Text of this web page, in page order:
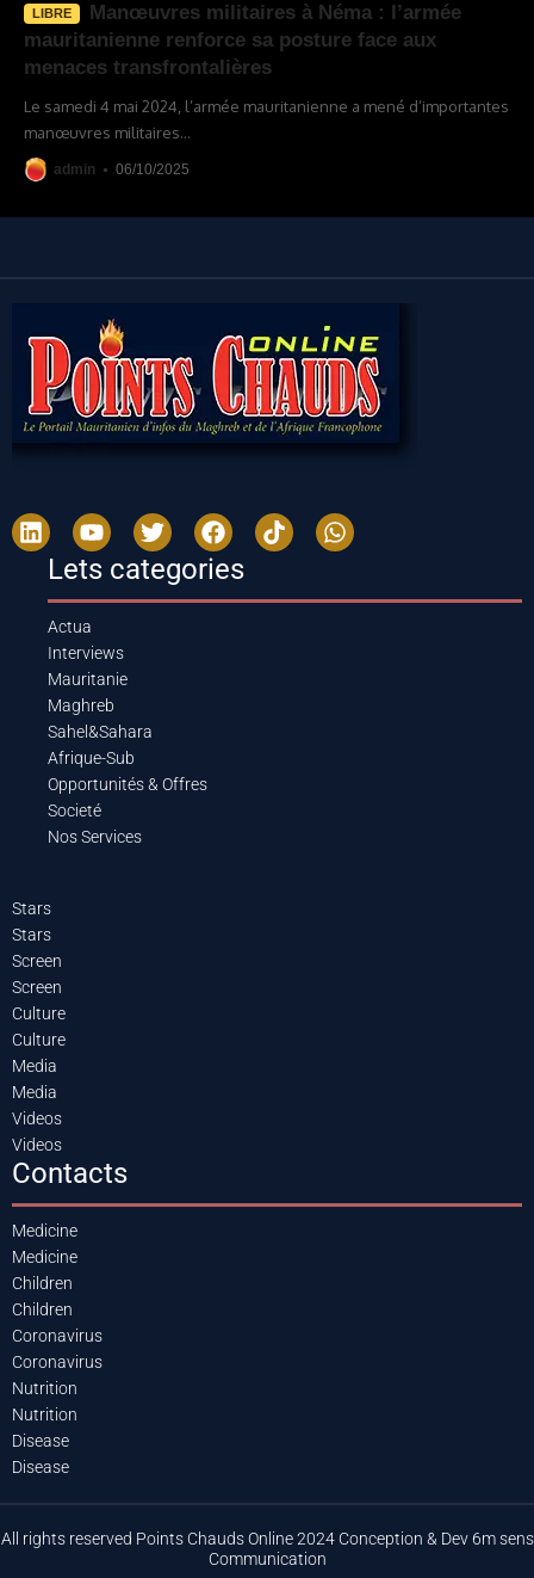
LIBRE
Manœuvres militaires à Néma : l’armée
mauritanienne renforce sa posture face aux
menaces transfrontalières
Le samedi 4 mai 2024, l’armée mauritanienne a mené d’importantes
manœuvres militaires…
admin 06/10/2025
Lets categories
Actua
Interviews
Mauritanie
Maghreb
Sahel&Sahara
Afrique-Sub
Opportunités & Offres
Societé
Nos Services
Stars
Stars
Screen
Screen
Culture
Culture
Media
Media
Videos
Videos
Contacts
Medicine
Medicine
Children
Children
Coronavirus
Coronavirus
Nutrition
Nutrition
Disease
Disease
All rights reserved Points Chauds Online 2024 Conception & Dev 6m sens
Communication